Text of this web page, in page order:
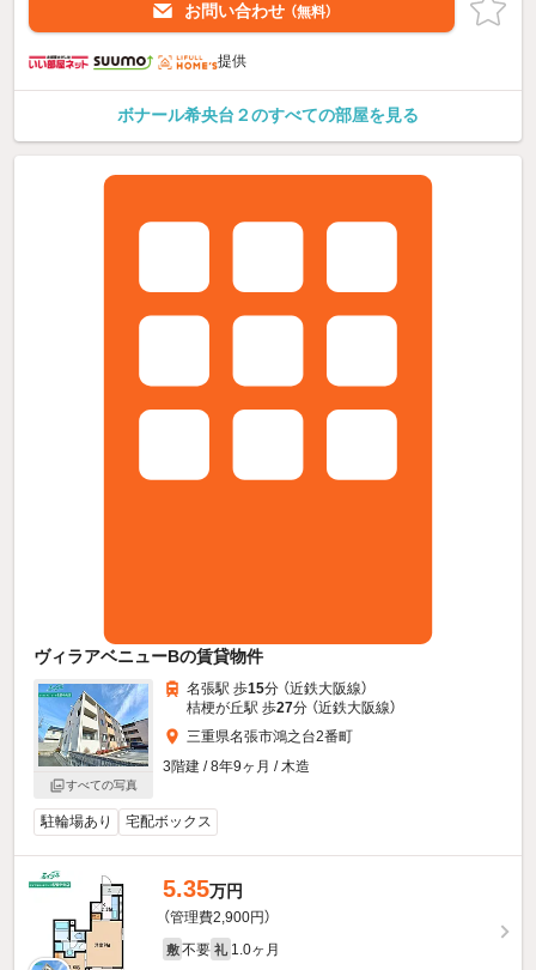
お問い合わせ （無料）
提供
ボナール希央台２のすべての部屋を見る
ヴィラアベニューBの賃貸物件
すべての写真
名張駅 歩15分 （近鉄大阪線）
桔梗が丘駅 歩27分 （近鉄大阪線）
三重県名張市鴻之台2番町
3階建 / 8年9ヶ月 / 木造
駐輪場あり 宅配ボックス
5.35万円
（管理費2,900円）
敷 不要 礼 1.0ヶ月